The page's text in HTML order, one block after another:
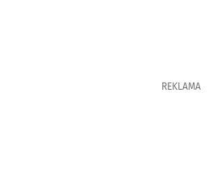
REKLAMA